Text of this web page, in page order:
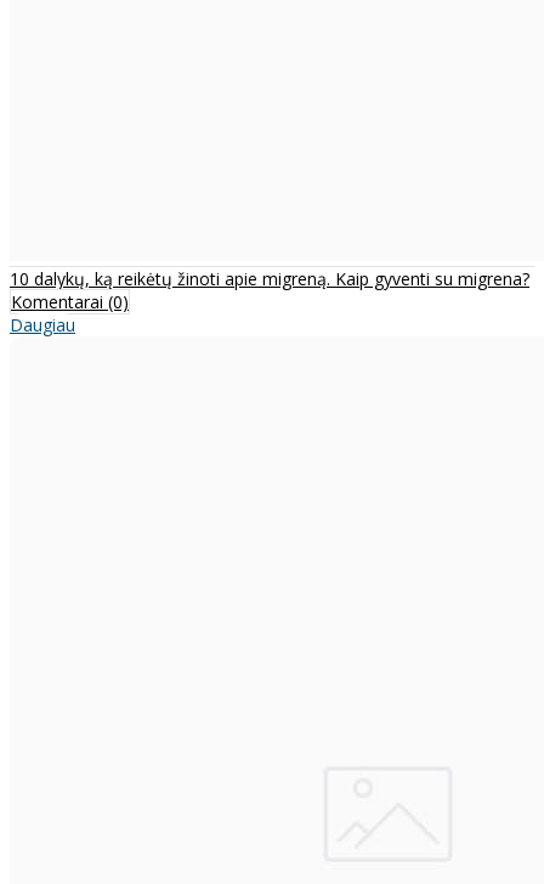
10 dalykų, ką reikėtų žinoti apie migreną. Kaip gyventi su migrena?
Komentarai (0)
Daugiau